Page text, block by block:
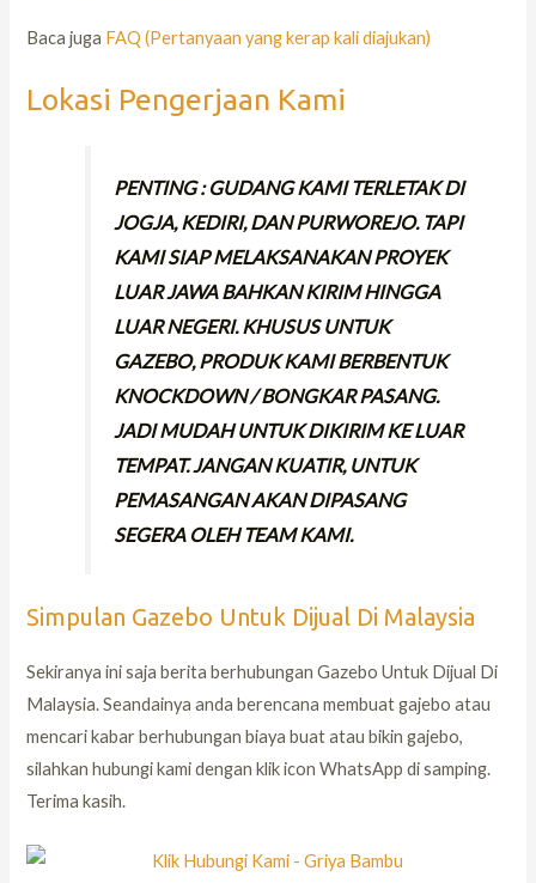
Baca juga FAQ (Pertanyaan yang kerap kali diajukan)
Lokasi Pengerjaan Kami
PENTING : GUDANG KAMI TERLETAK DI
JOGJA, KEDIRI, DAN PURWOREJO. TAPI
KAMI SIAP MELAKSANAKAN PROYEK
LUAR JAWA BAHKAN KIRIM HINGGA
LUAR NEGERI. KHUSUS UNTUK
GAZEBO, PRODUK KAMI BERBENTUK
KNOCKDOWN / BONGKAR PASANG.
JADI MUDAH UNTUK DIKIRIM KE LUAR
TEMPAT. JANGAN KUATIR, UNTUK
PEMASANGAN AKAN DIPASANG
SEGERA OLEH TEAM KAMI.
Simpulan Gazebo Untuk Dijual Di Malaysia
Sekiranya ini saja berita berhubungan Gazebo Untuk Dijual Di
Malaysia. Seandainya anda berencana membuat gajebo atau
mencari kabar berhubungan biaya buat atau bikin gajebo,
silahkan hubungi kami dengan klik icon WhatsApp di samping.
Terima kasih.